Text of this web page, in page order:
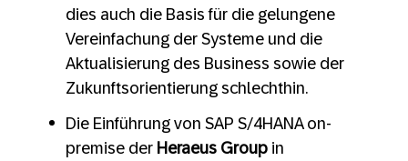
dies auch die Basis für die gelungene
Vereinfachung der Systeme und die
Aktualisierung des Business sowie der
Zukunftsorientierung schlechthin.
Die Einführung von SAP S/4HANA on-
premise der Heraeus Group in